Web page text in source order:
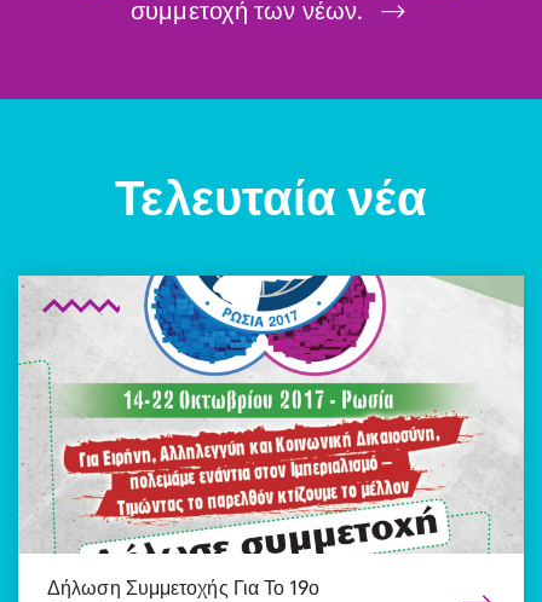
συμμετοχή των νέων.
Τελευταία νέα
Δήλωση Συμμετοχής Για Το 19ο